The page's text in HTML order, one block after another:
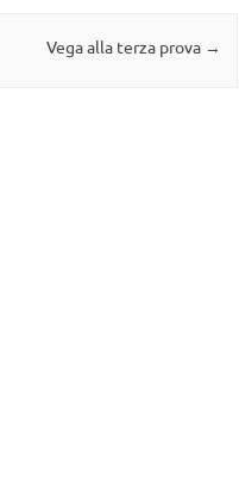
Vega alla terza prova →